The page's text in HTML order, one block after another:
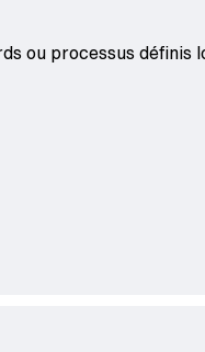
ou processus définis